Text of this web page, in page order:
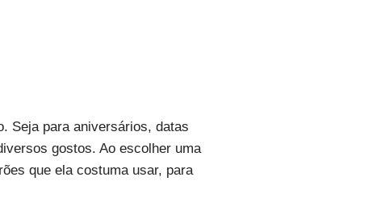
Seja para aniversários, datas
gostos. Ao escolher uma
que ela costuma usar, para